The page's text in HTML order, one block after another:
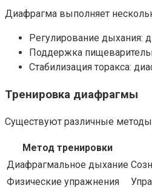
Диафрагма выполняет
Регулирование дыхания:
Поддержка
Стабилизация торакса:
Тренировка диафрагмы
Существуют различные
Метод тренировки
Диафрагмальное дыхание
Физические упражнения